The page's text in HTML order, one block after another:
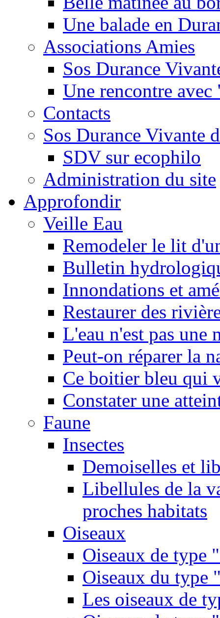
Une balade en
Associations Amies
Sos Durance
Une rencontre
Contacts
Sos Durance Vivante
SDV sur ecophilo
Administration du site
Approfondir
Veille Eau
Remodeler le lit
Bulletin
Innondations et
Restaurer des
L'eau n'est pas une
Peut-on réparer la
Ce boitier bleu qui
Constater une
Faune
Insectes
Demoiselles et
Libellules de la
proches habitats
Oiseaux
Oiseaux de type
Oiseaux du type
Les oiseaux de